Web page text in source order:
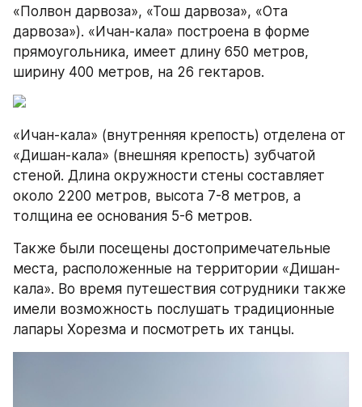
«Полвон дарвоза», «Тош дарвоза», «Ота
дарвоза»). «Ичан-кала» построена в форме
прямоугольника, имеет длину 650 метров,
ширину 400 метров, на 26 гектаров.
«Ичан-кала» (внутренняя крепость) отделена от
«Дишан-кала» (внешняя крепость) зубчатой
стеной. Длина окружности стены составляет
около 2200 метров, высота 7-8 метров, а
толщина ее основания 5-6 метров.
Также были посещены достопримечательные
места, расположенные на территории «Дишан-
кала». Во время путешествия сотрудники также
имели возможность послушать традиционные
лапары Хорезма и посмотреть их танцы.